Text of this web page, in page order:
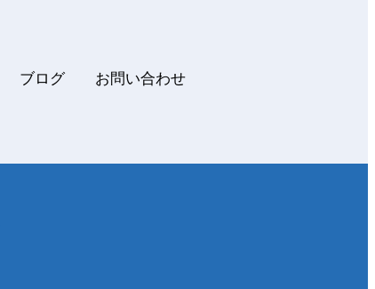
ブログ お問い合わせ